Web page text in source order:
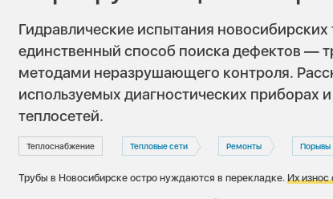
Гидравлические испытания
единственный способ поиска дефектов —
методами неразрушающего контроля.
используемых диагностических приборах
теплосетей.
Теплоснабжение Тепловые сети Ремонты Порывы
Трубы в Новосибирске остро нуждаются в перекладке.Их износ